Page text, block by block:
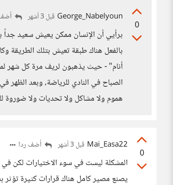
0
George_Nabelyoun قبل 3 أشهر
برأيي أن الإنسان ممكن يعيش سعيد جداً
بالفعل هناك طبقة تعيش بتلك الطريقة
أنام" - حيث يذهبون لريف مرة كل شهر
الصباح في النادي للرياضة، وبعد
هموم ولا مشاكل ولا تحديات ولا ضوروة
0
Mai_Easa22 قبل 3 أشهر أضف ردا
المشكلة ليست في سوء الاختيارات لكن في